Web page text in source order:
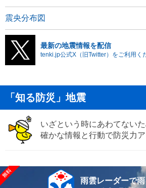
震央分布図
最新の地震情報を配信
tenki.jp公式X（旧Twitter）をご利用く
「知る防災」地震
いざという時にあわてない
確かな情報と行動で防災力
雨雲レーダーで雨